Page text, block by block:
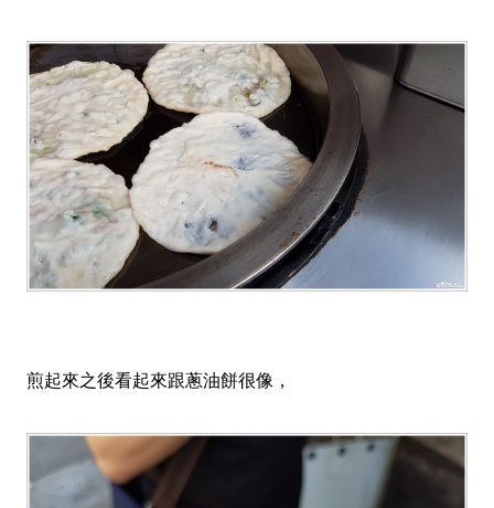
煎起來之後看起來跟蔥油餅很像，